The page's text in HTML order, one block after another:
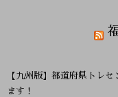
【九州版】都道府県トレ
ます！